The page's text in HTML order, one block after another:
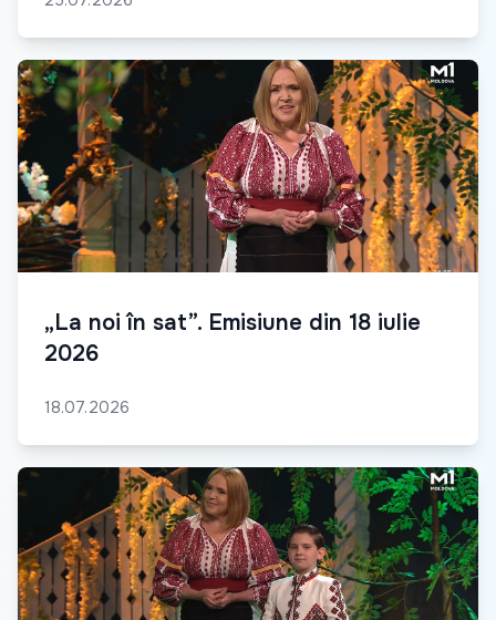
„La noi în sat”. Emisiune din 18 iulie
2026
18.07.2026